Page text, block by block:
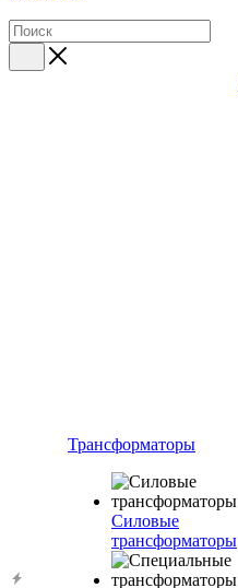
Трансформаторы
Силовые
трансформаторы